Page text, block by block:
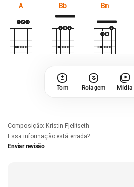
A Bb Bm
Tom Rolagem Mídia
Composição: Kristin Fjelltseth
Essa informação está errada?
Enviar revisão